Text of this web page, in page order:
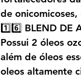
de
1️⃣6️⃣ BLEND DE
Possui 2 óleos
além de óleos
oleos altamente